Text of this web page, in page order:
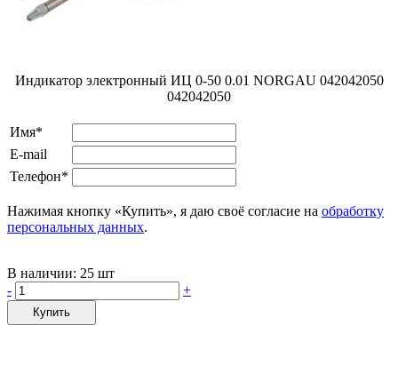
Индикатор электронный ИЦ 0-50 0.01 NORGAU 042042050
042042050
Имя*
E-mail
Телефон*
Нажимая кнопку «Купить», я даю своё согласие на обработку
персональных данных.
В наличии: 25 шт
-
+
Купить